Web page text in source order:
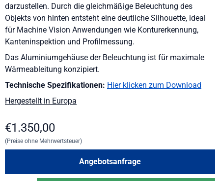
darzustellen. Durch die gleichmäßige Beleuchtung des
Objekts von hinten entsteht eine deutliche Silhouette, ideal
für Machine Vision Anwendungen wie Konturerkennung,
Kanteninspektion und Profilmessung.
Das Aluminiumgehäuse der Beleuchtung ist für maximale
Wärmeableitung konzipiert.
Technische Spezifikationen: Hier klicken zum Download
Hergestellt in Europa
€1.350,00
(Preise ohne Mehrwertsteuer)
Angebotsanfrage